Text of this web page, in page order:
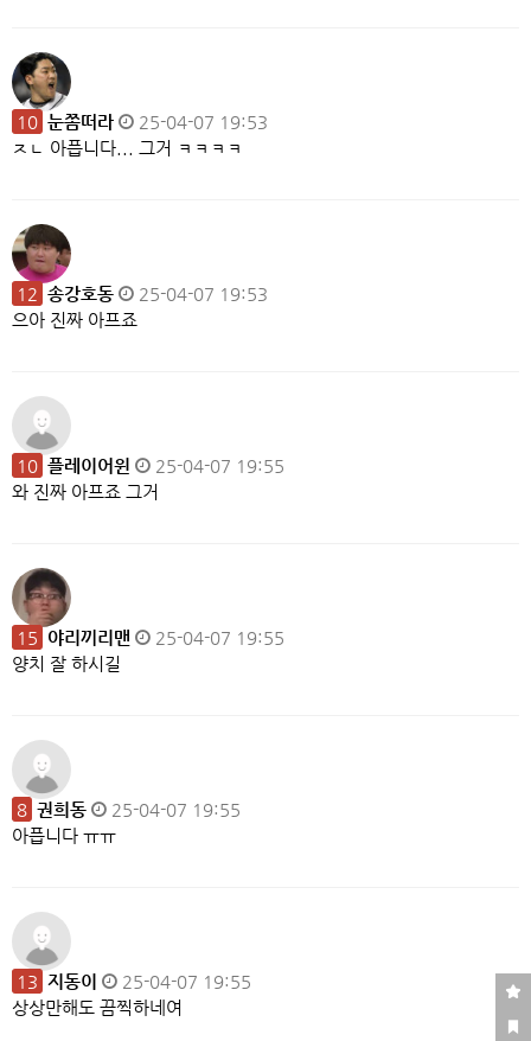
10 눈쫌떠라
25-04-07 19:53
ㅈㄴ 아픕니다... 그거 ㅋㅋㅋㅋ
12 송강호동
25-04-07 19:53
으아 진짜 아프죠
10 플레이어윈
25-04-07 19:55
와 진짜 아프죠 그거
15 야리끼리맨
25-04-07 19:55
양치 잘 하시길
8 권희동
25-04-07 19:55
아픕니다 ㅠㅠ
13 지동이
25-04-07 19:55
상상만해도 끔찍하네여